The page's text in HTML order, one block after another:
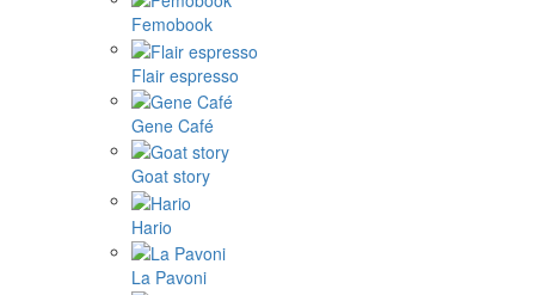
Femobook
Flair espresso
Gene Café
Goat story
Hario
La Pavoni